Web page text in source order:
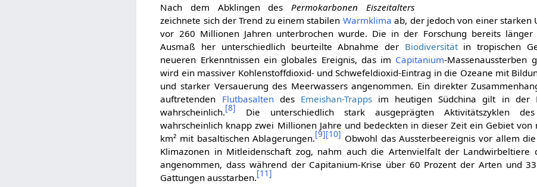
Nach dem Abklingen des Permokarbonen Eiszeitalters
zeichnete sich der Trend zu einem stabilen Warmklima ab, der jedoch von einer starken
vor 260 Millionen Jahren unterbrochen wurde. Die in der Forschung bereits
Ausmaß her unterschiedlich beurteilte Abnahme der Biodiversitätin tropischen
neueren Erkenntnissen ein globales Ereignis, das im Capitanium-Massenaussterben
wird ein massiver Kohlenstoffdioxid- und Schwefeldioxid-Eintrag in die Ozeane mit
und starker Versauerung des Meerwassers angenommen. Ein direkter
auftretenden Flutbasaltendes Emeishan-Trappsim heutigen Südchina gilt in der
wahrscheinlich.[8] Die unterschiedlich stark ausgeprägten Aktivitätszyklen
wahrscheinlich knapp zwei Millionen Jahre und bedeckten in dieser Zeit ein Gebiet von
km² mit basaltischen Ablagerungen.[9][10] Obwohl das Aussterbeereignis vor allem
Klimazonen in Mitleidenschaft zog, nahm auch die Artenvielfalt der Landwirbeltiere
angenommen, dass während der Capitanium-Krise über 60 Prozent der Arten und
Gattungen ausstarben.[11]